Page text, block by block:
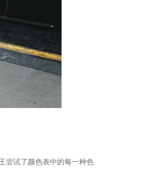
尝试了颜色表中的每一种色